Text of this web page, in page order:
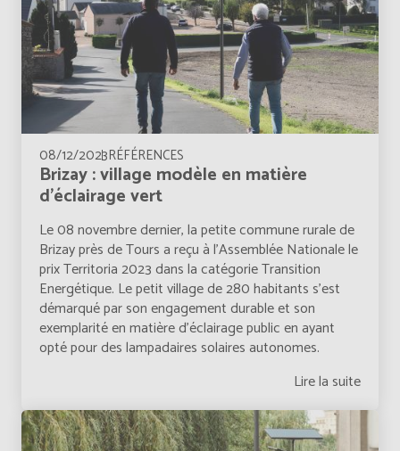
08/12/2023RÉFÉRENCES
Brizay : village modèle en matière
d’éclairage vert
Le 08 novembre dernier, la petite commune rurale de
Brizay près de Tours a reçu à l'Assemblée Nationale le
prix Territoria 2023 dans la catégorie Transition
Energétique. Le petit village de 280 habitants s'est
démarqué par son engagement durable et son
exemplarité en matière d'éclairage public en ayant
opté pour des lampadaires solaires autonomes.
Lire la suite